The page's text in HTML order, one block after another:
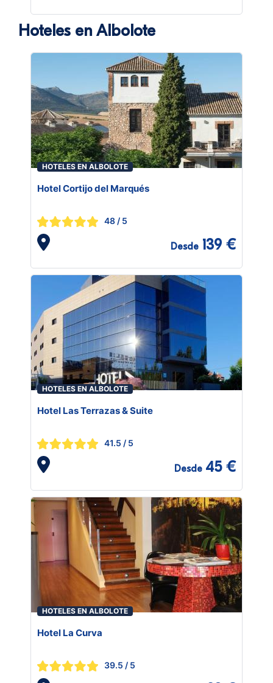
Hoteles en Albolote
HOTELES EN ALBOLOTE
Hotel Cortijo del Marqués
48 / 5
Desde 139 €
HOTELES EN ALBOLOTE
Hotel Las Terrazas & Suite
41.5 / 5
Desde 45 €
HOTELES EN ALBOLOTE
Hotel La Curva
39.5 / 5